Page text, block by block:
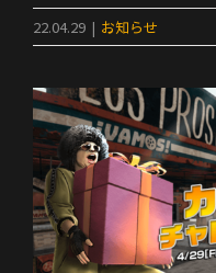
22.04.29 | お知らせ